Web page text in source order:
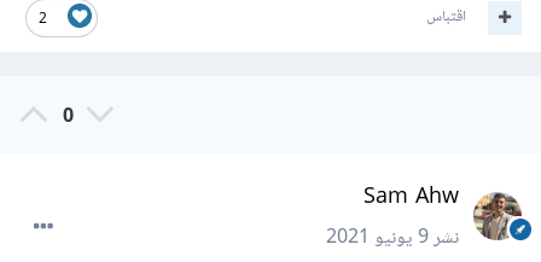
2 اقتباس
0
Sam Ahw
نشر9 يونيو 2021